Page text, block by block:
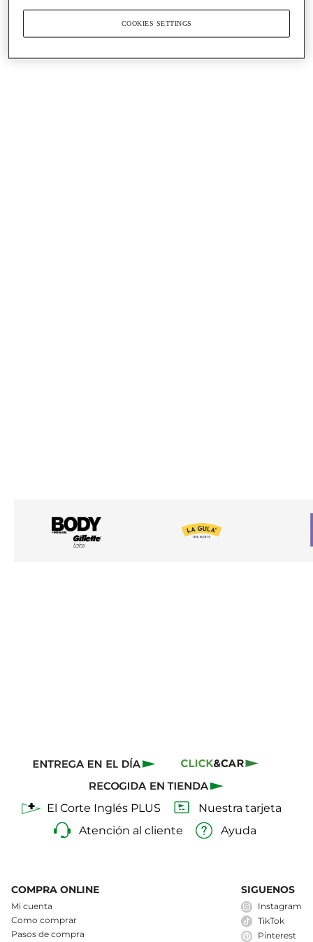
El Corte Inglés PLUS
Nuestra tarjeta
Atención al cliente
Ayuda
COMPRA ONLINE
Mi cuenta
Como comprar
Pasos de compra
SIGUENOS
Instagram
TikTok
Pinterest
COOKIES SETTINGS